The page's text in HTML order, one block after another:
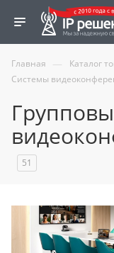
Главная — Каталог
Системы
51